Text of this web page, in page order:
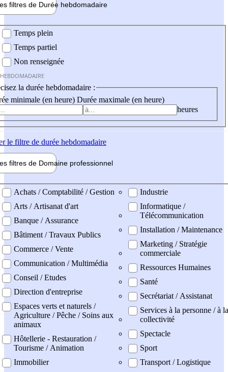
filtres de Durée hebdomadaire
Temps plein
Temps partiel
Non renseignée
la durée hebdomadaire :
minimale (en heure) Durée maximale (en heure)
heures
le filtre de durée hebdomadaire
filtres de Domaine professionnel
professionel
Achats / Comptabilité / Gestion
Arts / Artisanat d'art
Banque / Assurance
Bâtiment / Travaux Publics
Commerce / Vente
Communication / Multimédia
Conseil / Etudes
Direction d'entreprise
Espaces verts et naturels /
Agriculture / Pêche / Soins aux
animaux
Hôtellerie - Restauration /
Tourisme / Animation
Immobilier
Industrie
Informatique /
Télécommunication
Installation / Maintenance
Marketing / Stratégie
commerciale
Ressources Humaines
Santé
Secrétariat / Assistanat
Services à la personne / à la
collectivité
Spectacle
Sport
Transport / Logistique